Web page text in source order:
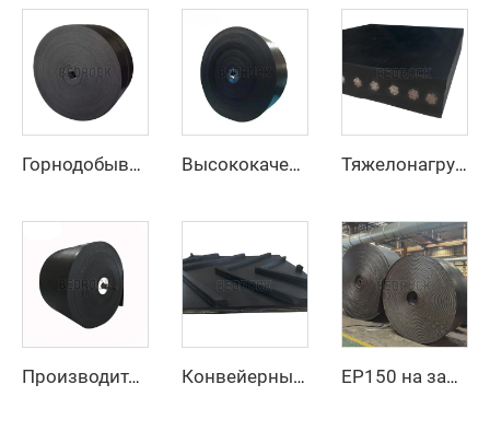
Горнодобывающий резиновый покровный высокоскоростной регулируемый резиновый ремень Ep конвейерный ремень с фабрики Высококачественный резиновый конвейерный ремень по низкой цене, 4 слоя, ширина 800 мм, EP-конвейерный ремень для горнодобывающей промышленности, карьеров и дробилок для камня Тяжелонагруженный стальной канатный конвейерный ремень для транспортировки цемента и карьерных сыпучих материалов на большие расстояния
Производитель, поставщик, тяжелый резиновый конвейерный ремень со стальным тросом для горнодобывающей промышленности Конвейерный ремень NN из нейлона, индивидуального размера, устойчивый к истиранию, с рифленой поверхностью «елочка» для добычи полезных ископаемых EP150 на заказ, 3 слоя, 4 слоя, 15 МПа, термостойкий черный резиновый конвейерный ремень повышенной прочности для дробилки камня и горнодобывающей промышленности